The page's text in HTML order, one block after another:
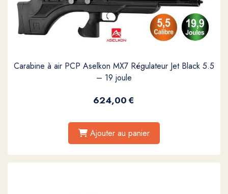
Carabine à air PCP Aselkon MX7 Régulateur Jet Black 5.5
– 19 joule
624,00€
Ajouter au panier